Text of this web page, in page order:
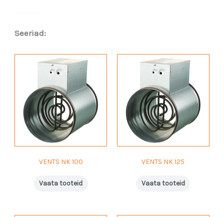
Seeriad:
VENTS NK 100
Vaata tooteid
VENTS NK 125
Vaata tooteid